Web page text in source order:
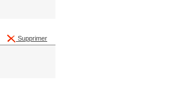
Supprimer